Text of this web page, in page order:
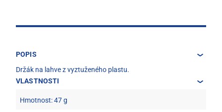
POPIS
Držák na lahve z vyztuženého plastu.
VLASTNOSTI
Hmotnost: 47 g